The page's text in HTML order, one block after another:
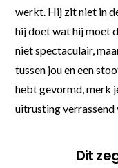
werkt. Hij zit niet in
hij doet wat hij moet
niet spectaculair,
tussen jou en een
hebt gevormd, merk
uitrusting verrassend
Dit